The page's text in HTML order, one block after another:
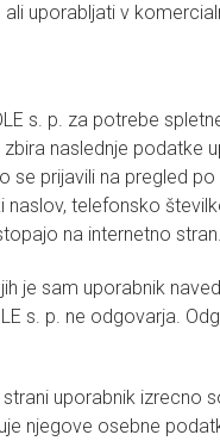
uporabljati v
s. p. za potrebe
zbira naslednje podatke
prijavili na pregled po
naslov, telefonsko
na internetno stran.
je sam uporabnik
s. p. ne odgovarja.
uporabnik izrecno
njegove osebne